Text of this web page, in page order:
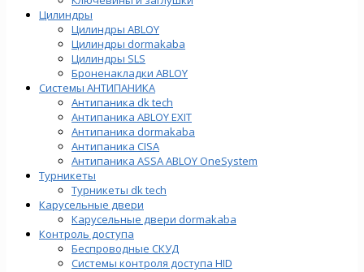
Цилиндры
Цилиндры ABLOY
Цилиндры dormakaba
Цилиндры SLS
Броненакладки ABLOY
Системы АНТИПАНИКА
Антипаника dk tech
Антипаника ABLOY EXIT
Антипаника dormakaba
Антипаника СISA
Антипаника ASSA ABLOY OneSystem
Турникеты
Турникеты dk tech
Карусельные двери
Карусельные двери dormakaba
Контроль доступа
Беспроводные СКУД
Системы контроля доступа HID